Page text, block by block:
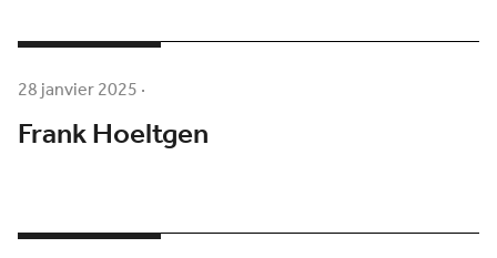
28 janvier 2025·
Frank Hoeltgen